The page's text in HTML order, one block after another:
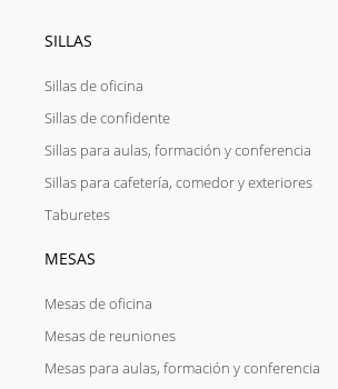
SILLAS
Sillas de oficina
Sillas de confidente
Sillas para aulas, formación y conferencia
Sillas para cafetería, comedor y exteriores
Taburetes
MESAS
Mesas de oficina
Mesas de reuniones
Mesas para aulas, formación y conferencia